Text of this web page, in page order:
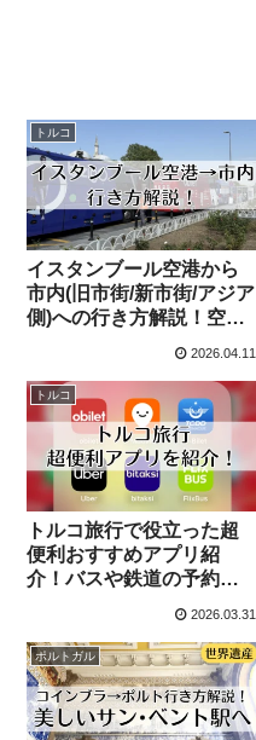
トルコ
イスタンブール空港から
市内(旧市街/新市街/アジア
側)への行き方解説！空港
2026.04.11
トルコ
トルコ旅行で役立った超
便利おすすめアプリ紹
介！バスや鉄道の予約方
法や乗り方も解説！
2026.03.31
ポルトガル